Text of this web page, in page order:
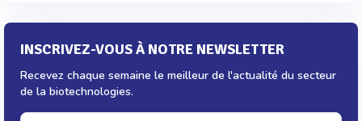
INSCRIVEZ-VOUS À NOTRE NEWSLETTER
Recevez chaque semaine le meilleur de l'actualité du secteur
de la biotechnologies.